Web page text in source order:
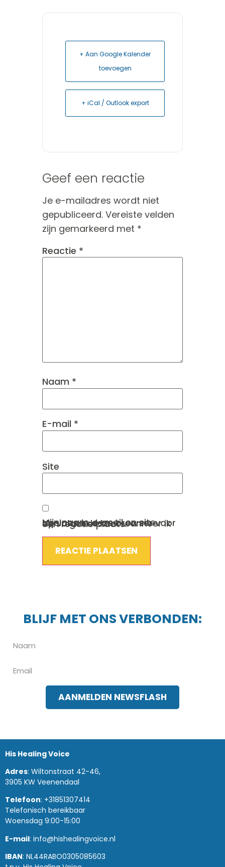
+ Aan Google Kalender
toevoegen
+ iCal / Outlook export
Geef een reactie
Je e-mailadres wordt niet
gepubliceerd. Vereiste velden
zijn gemarkeerd met *
Reactie *
Naam *
E-mail *
Site
Mijn naam, e-mail en site opslaan in deze browser voor de volgende keer wanneer ik een reactie plaats.
BLIJF MET ONS VERBONDEN:
AANMELDEN NEWSFLASH
His Healing Voice
Adres: Wiltonstraat 42-46,
3905 KW Veenendaal
Telefoon: +31851307414
Telefonisch bereikbaar
Woensdag 9:00-15:00
E-mail: info@hishealingvoice.nl
IBAN: NL44RABO0305085603